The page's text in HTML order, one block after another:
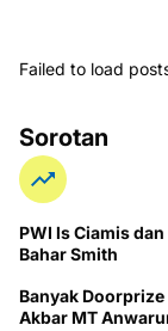
Failed to load
Sorotan
PWI ls Ciamis
Bahar Smith
Banyak
Akbar MT